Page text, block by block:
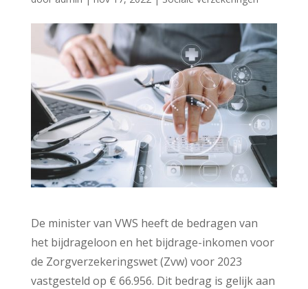
De minister van VWS heeft de bedragen van
het bijdrageloon en het bijdrage-inkomen voor
de Zorgverzekeringswet (Zvw) voor 2023
vastgesteld op € 66.956. Dit bedrag is gelijk aan